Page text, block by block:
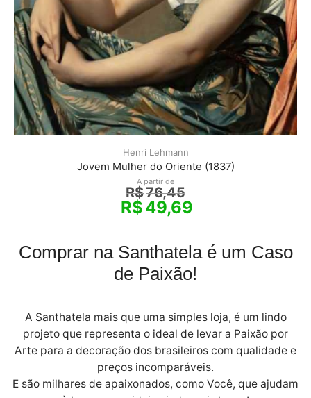
Henri Lehmann
Jovem Mulher do Oriente (1837)
A partir de
R$76,45
R$49,69
Comprar na Santhatela é um Caso
de Paixão!
A Santhatela mais que uma simples loja, é um lindo
projeto que representa o ideal de levar a Paixão por
Arte para a decoração dos brasileiros com qualidade e
preços incomparáveis.
E são milhares de apaixonados, como Você, que ajudam